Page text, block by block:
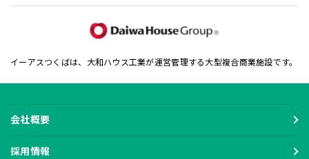
イーアスつくばは、大和ハウス工業が運営管理する大型複合商業施設です。
会社概要
採用情報